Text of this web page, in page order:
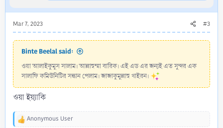
Mar 7, 2023 #3
Binte Beelal said:
ওয়া আলাইকুমুস সালাম। আল্লাহুম্মা বারিক। এই এড এর জন্যই এত সুন্দর এক
সালাফি কমিউনিটির সন্ধান পেলাম। জাজাকুমুল্লাহু খাইরন।
ওয়া ইয়্যাকি
R
Anonymous User